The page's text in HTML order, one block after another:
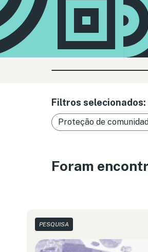
Filtros selecionados:
Proteção de
Foram
PESQUISA